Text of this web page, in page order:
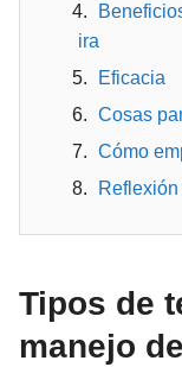
ira
Eficacia
Cosas
Cómo
Tipos de
manejo